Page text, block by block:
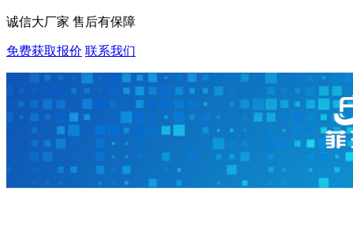
诚信大厂家 售后有保障
免费获取报价 联系我们